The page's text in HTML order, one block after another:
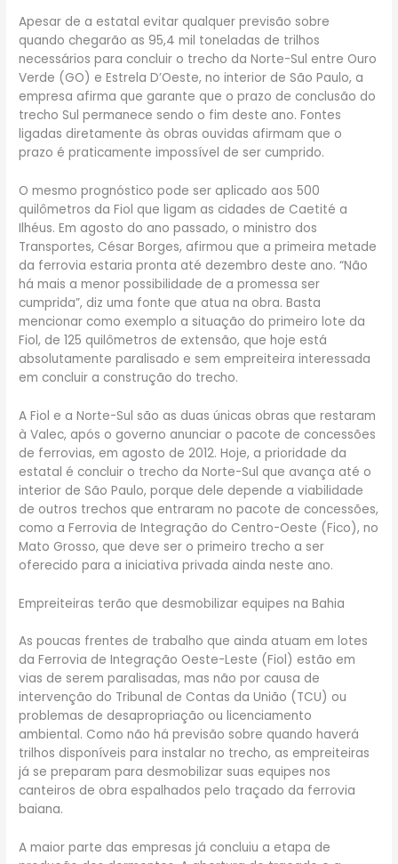
Apesar de a estatal evitar qualquer previsão sobre
quando chegarão as 95,4 mil toneladas de trilhos
necessários para concluir o trecho da Norte-Sul entre Ouro
Verde (GO) e Estrela D’Oeste, no interior de São Paulo, a
empresa afirma que garante que o prazo de conclusão do
trecho Sul permanece sendo o fim deste ano. Fontes
ligadas diretamente às obras ouvidas afirmam que o
prazo é praticamente impossível de ser cumprido.
O mesmo prognóstico pode ser aplicado aos 500
quilômetros da Fiol que ligam as cidades de Caetité a
Ilhéus. Em agosto do ano passado, o ministro dos
Transportes, César Borges, afirmou que a primeira metade
da ferrovia estaria pronta até dezembro deste ano. “Não
há mais a menor possibilidade de a promessa ser
cumprida”, diz uma fonte que atua na obra. Basta
mencionar como exemplo a situação do primeiro lote da
Fiol, de 125 quilômetros de extensão, que hoje está
absolutamente paralisado e sem empreiteira interessada
em concluir a construção do trecho.
A Fiol e a Norte-Sul são as duas únicas obras que restaram
à Valec, após o governo anunciar o pacote de concessões
de ferrovias, em agosto de 2012. Hoje, a prioridade da
estatal é concluir o trecho da Norte-Sul que avança até o
interior de São Paulo, porque dele depende a viabilidade
de outros trechos que entraram no pacote de concessões,
como a Ferrovia de Integração do Centro-Oeste (Fico), no
Mato Grosso, que deve ser o primeiro trecho a ser
oferecido para a iniciativa privada ainda neste ano.
Empreiteiras terão que desmobilizar equipes na Bahia
As poucas frentes de trabalho que ainda atuam em lotes
da Ferrovia de Integração Oeste-Leste (Fiol) estão em
vias de serem paralisadas, mas não por causa de
intervenção do Tribunal de Contas da União (TCU) ou
problemas de desapropriação ou licenciamento
ambiental. Como não há previsão sobre quando haverá
trilhos disponíveis para instalar no trecho, as empreiteiras
já se preparam para desmobilizar suas equipes nos
canteiros de obra espalhados pelo traçado da ferrovia
baiana.
A maior parte das empresas já concluiu a etapa de